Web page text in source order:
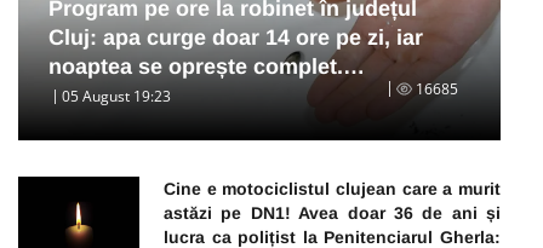
Program pe ore la robinet în județul
Cluj: apa curge doar 14 ore pe zi, iar
noaptea se oprește complet.…
05 August 19:23 16685
Cine e motociclistul clujean care a murit
astăzi pe DN1! Avea doar 36 de ani și
lucra ca polițist la Penitenciarul Gherla: